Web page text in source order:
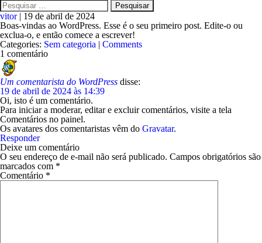
vitor | 19 de abril de 2024
Boas-vindas ao WordPress. Esse é o seu primeiro post. Edite-o ou
exclua-o, e então comece a escrever!
Categories: Sem categoria | Comments
1 comentário
Um comentarista do WordPress disse:
19 de abril de 2024 às 14:39
Oi, isto é um comentário.
Para iniciar a moderar, editar e excluir comentários, visite a tela
Comentários no painel.
Os avatares dos comentaristas vêm do Gravatar.
Responder
Deixe um comentário
O seu endereço de e-mail não será publicado. Campos obrigatórios são
marcados com *
Comentário *